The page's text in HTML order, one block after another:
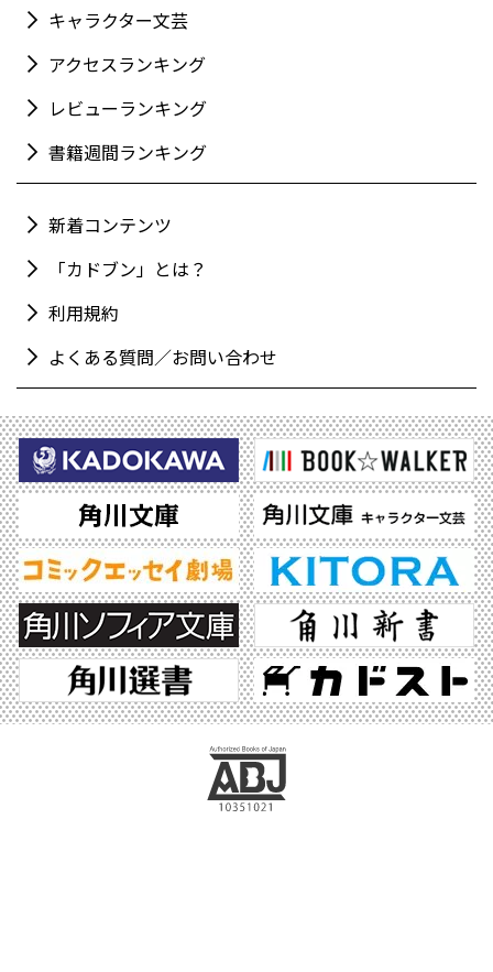
キャラクター文芸
アクセスランキング
レビューランキング
書籍週間ランキング
新着コンテンツ
「カドブン」とは？
利用規約
よくある質問／お問い合わせ